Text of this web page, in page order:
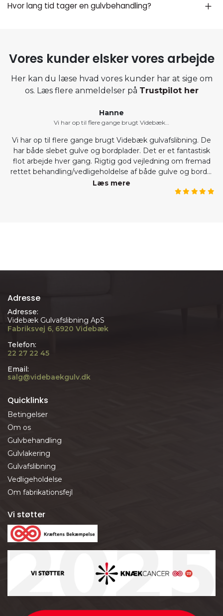
Hvor lang tid tager en gulvbehandling?
Vores kunder elsker vores arbejde
Her kan du læse hvad vores kunder har at sige om
os. Læs flere anmeldelser på Trustpilot her
Hanne
Vi har op til flere gange brugt Videbæk…
Vi har op til flere gange brugt Videbæk gulvafslibning. De
har både slebet gulve og bordplader. Det er et fantastisk
flot arbejde hver gang. Rigtig god vejledning om fremad
rettet behandling/vedligeholdelse af både gulve og borde.
Stort set ingen ventetid og de er der til aftalt tid. Kan kun
Læs mere
Adresse
Adresse:
Videbæk Gulvafslibning ApS
Fabriksvej 6, 6920 Videbæk
Telefon:
22 27 22 45
Email:
salg@videbaekgulv.dk
Quicklinks
Betingelser
Om os
Gulvbehandling
Gulvlakering
Gulvafslibning
Vedligeholdelse
Om fabrikationsfejl
Vi støtter